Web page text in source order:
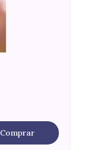
Comprar